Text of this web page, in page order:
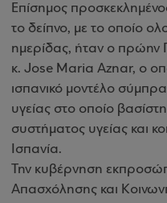
Επίσημος
το δείπνο, με το οποίο
ημερίδας, ήταν ο πρώην
κ. Jose Maria Aznar, ο
ισπανικό μοντέλο
υγείας στο οποίο
συστήματος υγείας και
Ισπανία.
Την κυβέρνηση
Απασχόλησης και